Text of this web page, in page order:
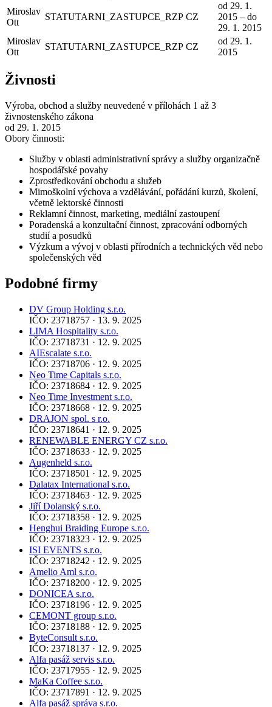
Miroslav
Ott
STATUTARNI_ZASTUPCE_RZP CZ
od 29. 1.
2015 – do
29. 1. 2015
Miroslav
Ott
STATUTARNI_ZASTUPCE_RZP CZ
od 29. 1.
2015
Živnosti
Výroba, obchod a služby neuvedené v přílohách 1 až 3
živnostenského zákona
od 29. 1. 2015
Obory činnosti:
Služby v oblasti administrativní správy a služby organizačně
hospodářské povahy
Zprostředkování obchodu a služeb
Mimoškolní výchova a vzdělávání, pořádání kurzů, školení,
včetně lektorské činnosti
Reklamní činnost, marketing, mediální zastoupení
Poradenská a konzultační činnost, zpracování odborných
studií a posudků
Výzkum a vývoj v oblasti přírodních a technických věd nebo
společenských věd
Podobné firmy
DV Group Holding s.r.o.
IČO: 23718757 · 13. 9. 2025
LIMA Hospitality s.r.o.
IČO: 23718731 · 12. 9. 2025
AIEscalate s.r.o.
IČO: 23718706 · 12. 9. 2025
Neo Time Capitals s.r.o.
IČO: 23718684 · 12. 9. 2025
Neo Time Investment s.r.o.
IČO: 23718668 · 12. 9. 2025
DRAJON spol. s r.o.
IČO: 23718641 · 12. 9. 2025
RENEWABLE ENERGY CZ s.r.o.
IČO: 23718633 · 12. 9. 2025
Augenheld s.r.o.
IČO: 23718501 · 12. 9. 2025
Dalatax International s.r.o.
IČO: 23718463 · 12. 9. 2025
Jiří Dolanský s.r.o.
IČO: 23718358 · 12. 9. 2025
Henghui Braiding Europe s.r.o.
IČO: 23718323 · 12. 9. 2025
ISI EVENTS s.r.o.
IČO: 23718242 · 12. 9. 2025
Amelio Aml s.r.o.
IČO: 23718200 · 12. 9. 2025
DONICEA s.r.o.
IČO: 23718196 · 12. 9. 2025
CEMONT group s.r.o.
IČO: 23718188 · 12. 9. 2025
ByteConsult s.r.o.
IČO: 23718137 · 12. 9. 2025
Alfa pasáž servis s.r.o.
IČO: 23717955 · 12. 9. 2025
MaKa Coffee s.r.o.
IČO: 23717891 · 12. 9. 2025
Alfa pasáž správa s.r.o.